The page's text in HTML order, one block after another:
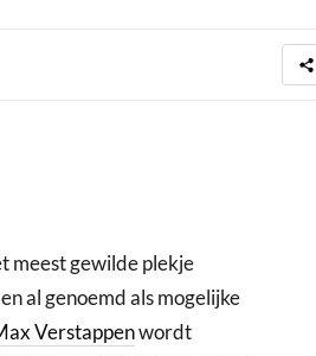
meest gewilde plekje
al genoemd als mogelijke
Verstappenwordt